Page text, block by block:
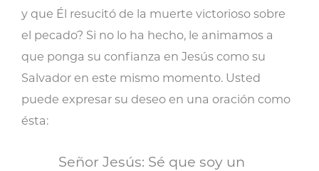
y que Él resucitó de la muerte victorioso sobre
el pecado? Si no lo ha hecho, le animamos a
que ponga su confianza en Jesús como su
Salvador en este mismo momento. Usted
puede expresar su deseo en una oración como
ésta:
Señor Jesús: Sé que soy un